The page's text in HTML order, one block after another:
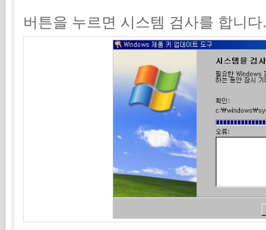
버튼을 누르면 시스템 검사를 합니다.